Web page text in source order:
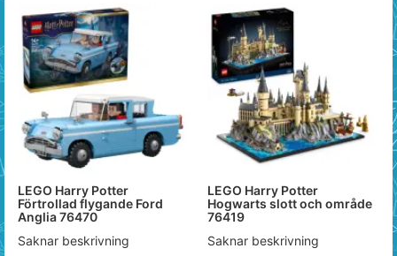
LEGO Harry Potter
Förtrollad flygande Ford
Anglia 76470
Saknar beskrivning
LEGO Harry Potter
Hogwarts slott och område
76419
Saknar beskrivning